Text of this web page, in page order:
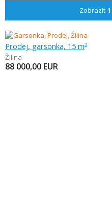
Zobrazit 1
Prodej, garsonka, 15 m2
Žilina
88 000,00 EUR